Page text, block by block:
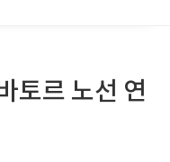
토르 노선 연